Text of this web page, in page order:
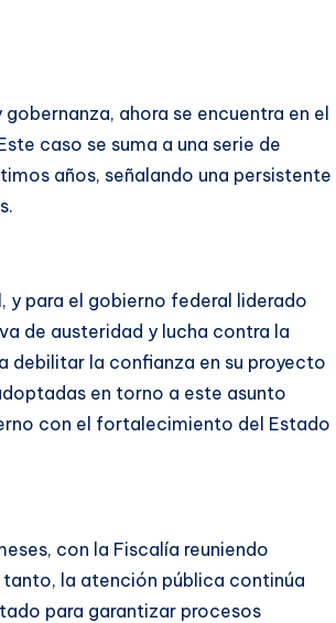
ahora se encuentra en el
caso se suma a una serie de
años, señalando una persistente
y para el gobierno federal liderado
de austeridad y lucha contra la
debilitar la confianza en su proyecto
en torno a este asunto
con el fortalecimiento del Estado
con la Fiscalía reuniendo
la atención pública continúa
para garantizar procesos